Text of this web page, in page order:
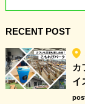
RECENT POST
カ
イ